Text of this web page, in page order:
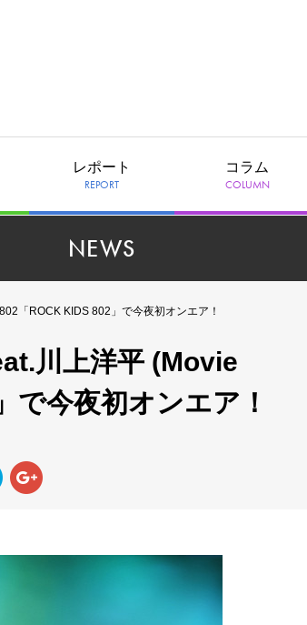
レポート
REPORT
コラム
COLUMN
NEWS
「ROCK KIDS 802」で今夜初オンエア！
川上洋平 (Movie
で今夜初オンエア！